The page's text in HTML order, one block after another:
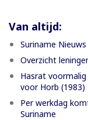
Van altijd:
Suriname
Overzicht
Hasrat
voor Horb (1983)
Per werkdag
Suriname